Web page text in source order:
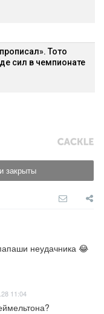
Тото
сил в чемпионате
закрыты
неудачника 😂
11:04